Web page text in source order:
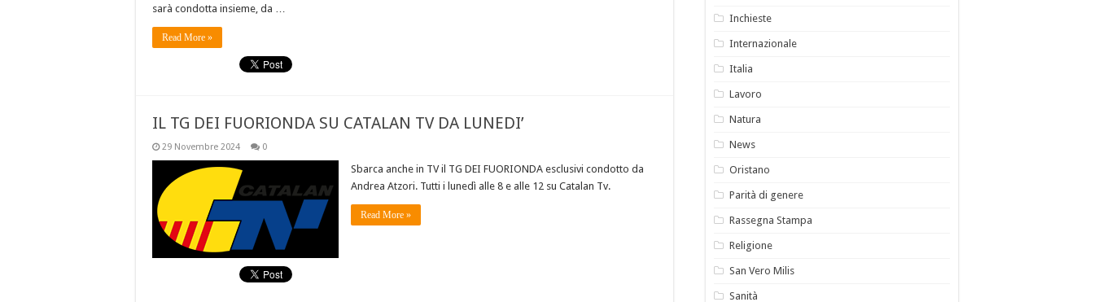
sarà condotta insieme, da …
Read More »
IL TG DEI FUORIONDA SU CATALAN TV DA LUNEDI’
29 Novembre 2024 0
Sbarca anche in TV il TG DEI FUORIONDA esclusivi condotto da
Andrea Atzori. Tutti i lunedì alle 8 e alle 12 su Catalan Tv.
Read More »
Inchieste
Internazionale
Italia
Lavoro
Natura
News
Oristano
Parità di genere
Rassegna Stampa
Religione
San Vero Milis
Sanità